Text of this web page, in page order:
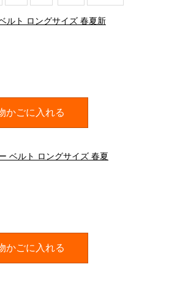
ルト ロングサイズ 春夏新
かごに入れる
ベルト ロングサイズ 春夏
かごに入れる